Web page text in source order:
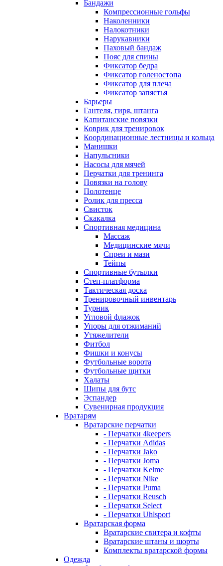
Бандажи
Компрессионные гольфы
Наколенники
Налокотники
Нарукавники
Паховый бандаж
Пояс для спины
Фиксатор бедра
Фиксатор голеностопа
Фиксатор для плеча
Фиксатор запястья
Барьеры
Гантеля, гиря, штанга
Капитанские повязки
Коврик для тренировок
Координационные лестницы и кольца
Манишки
Напульсники
Насосы для мячей
Перчатки для тренинга
Повязки на голову
Полотенце
Ролик для пресса
Свисток
Скакалка
Спортивная медицина
Массаж
Медицинские мячи
Спреи и мази
Тейпы
Спортивные бутылки
Степ-платформа
Тактическая доска
Тренировочный инвентарь
Турник
Угловой флажок
Упоры для отжиманий
Утяжелители
Фитбол
Фишки и конусы
Футбольные ворота
Футбольные щитки
Халаты
Шипы для бутс
Эспандер
Сувенирная продукция
Вратарям
Вратарские перчатки
- Перчатки 4keepers
- Перчатки Adidas
- Перчатки Jako
- Перчатки Joma
- Перчатки Kelme
- Перчатки Nike
- Перчатки Puma
- Перчатки Reusch
- Перчатки Select
- Перчатки Uhlsport
Вратарская форма
Вратарские свитера и кофты
Вратарские штаны и шорты
Комплекты вратарской формы
Одежда